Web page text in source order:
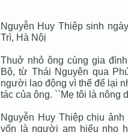
Nguyễn Huy Thiệp sinh
Trì, Hà Nộị
Thuở nhỏ ông cùng gia
Bộ, từ Thái Nguyên qua
người lao động vì thế để lại
tác của ông. ``Mẹ tôi là nông
Nguyễn Huy Thiệp chịu
vốn là người am hiểu nho